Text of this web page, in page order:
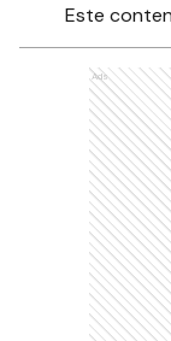
Este
Ads